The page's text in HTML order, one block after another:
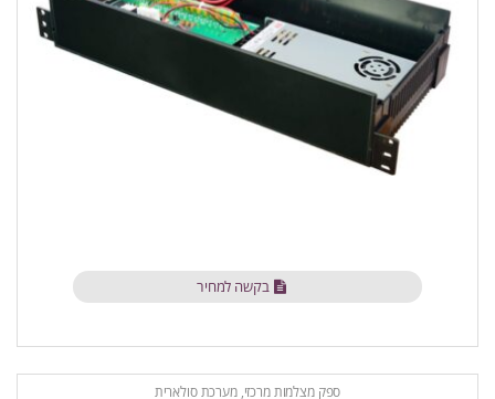
בקשה למחיר
ספק מצלמות מרכזי, מערכת סולארית